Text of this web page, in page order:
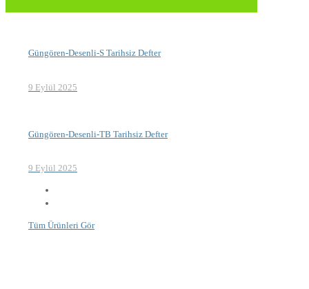
Güngören-Desenli-S Tarihsiz Defter
9 Eylül 2025
Güngören-Desenli-TB Tarihsiz Defter
9 Eylül 2025
Tüm Ürünleri Gör